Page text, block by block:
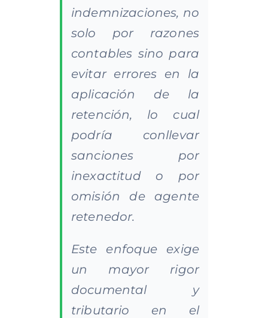
indemnizaciones, no
solo por razones
contables sino para
evitar errores en la
aplicación de la
retención, lo cual
podría conllevar
sanciones por
inexactitud o por
omisión de agente
retenedor.
Este enfoque exige
un mayor rigor
documental y
tributario en el